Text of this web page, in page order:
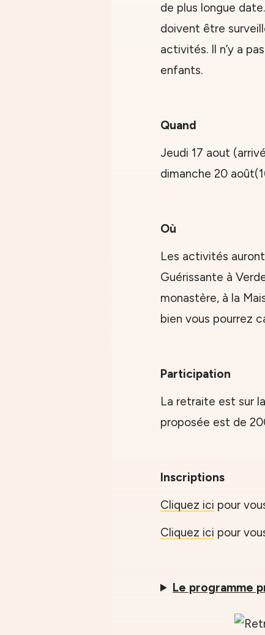
de plus longue
doivent être
activités. Il n’y a
enfants.
Quand
Jeudi 17 aout
dimanche 20
Où
Les activités
Guérissante à
monastère, à la
bien vous pourrez
Participation
La retraite est sur
proposée est de
Inscriptions
Cliquez ici pour
Cliquez ici pour
Le programme